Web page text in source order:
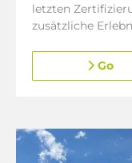
letzten
zusätzliche
Go